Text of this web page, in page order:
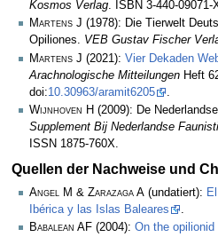
Kosmos Verlag. ISBN 3-440-09071-
Martens J (1978): Die Tierwelt
Opiliones. VEB Gustav Fischer
Martens J (2021): Vier Dekaden
Arachnologische Mitteilungen Heft
doi:10.30963/aramit6205
Wijnhoven H (2009): De
Supplement Bij Nederlandse
ISSN 1875-760X.
Quellen der Nachweise und
Angel M & Zarazaga A (undatiert):
Ibérica y las Islas Baleares
.
Babalean AF (2004): On the